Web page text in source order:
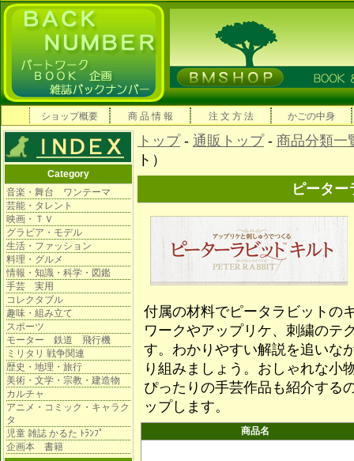
ショップ概要 商 品 情 報 注 文 方 法 かごの中身
Category
音楽・舞台 ワンテーマ
芸能・タレント
映画・ＴＶ
グラビア・モデル
生活・ファッション
料理・グルメ
情報・知識・科学・図鑑
手芸 実用
コレクタブル
趣味・組み立て
スポーツ
モーター 鉄道 飛行機
ミリタリ 戦争関連
歴史・地理・旅行
美術・文学・宗教・建造物
カルチャ
アニメ・コミック・キャラク
タ
児童 雑誌 かるた ﾄﾗﾝﾌﾟ
企画本 書籍
トップ- 通販トップ- 商品分類一
ト）
ピーター
付属の材料でピータラビットの
ワークやアップリケ、刺繍のテ
す。わかりやすい解説を追いな
り組みましょう。おしゃれな小
ぴったりの手芸作品も紹介する
ップします。
商品名